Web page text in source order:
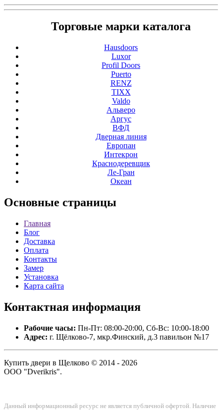
Торговые марки каталога
Hausdoors
Luxor
Profil Doors
Puerto
RENZ
TIXX
Valdo
Альверо
Аргус
ВФД
Дверная линия
Европан
Интекрон
Краснодеревщик
Ле-Гран
Океан
Основные страницы
Главная
Блог
Доставка
Оплата
Контакты
Замер
Установка
Карта сайта
Контактная информация
Рабочие часы: Пн-Пт: 08:00-20:00, Сб-Вс: 10:00-18:00
Адрес: г. Щёлково-7, мкр.Финский, д.3 павильон №17
Купить двери в Щелково © 2014 - 2026
ООО "Dverikris".
Данный информационный ресурс не является публичной офертой. Наличие